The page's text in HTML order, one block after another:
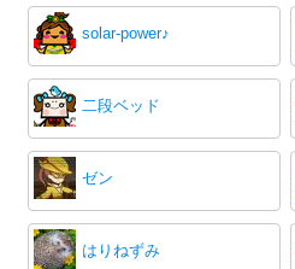
solar-power♪
二段ベッド
ゼン
はりねずみ